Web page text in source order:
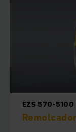
EZS 570-5100